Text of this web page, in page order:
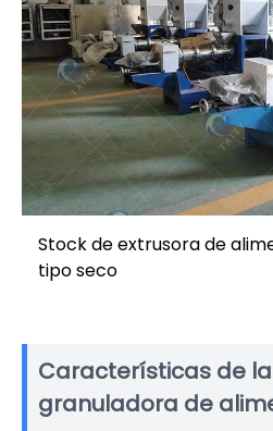
Stock de extrusora de
tipo seco
Características de
granuladora de